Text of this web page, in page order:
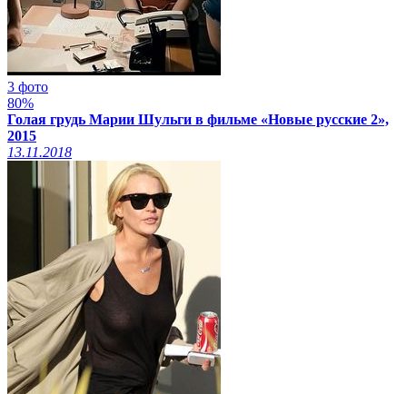
3 фото
80%
Голая грудь Марии Шульги в фильме «Новые русские 2»,
2015
13.11.2018